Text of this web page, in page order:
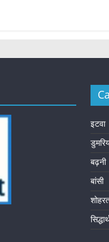
इटवा
बढ़नी
बांसी